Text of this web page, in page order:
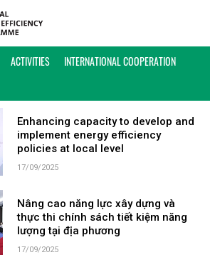
ACTIVITIES
INTERNATIONAL COOPERATION
GMT+7
VSUEE
Enhancing capacity to develop and
implement energy efficiency
policies at local level
17/09/2025
Nâng cao năng lực xây dựng và
thực thi chính sách tiết kiệm năng
lượng tại địa phương
17/09/2025